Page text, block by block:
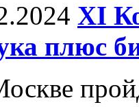
ХI
плюс